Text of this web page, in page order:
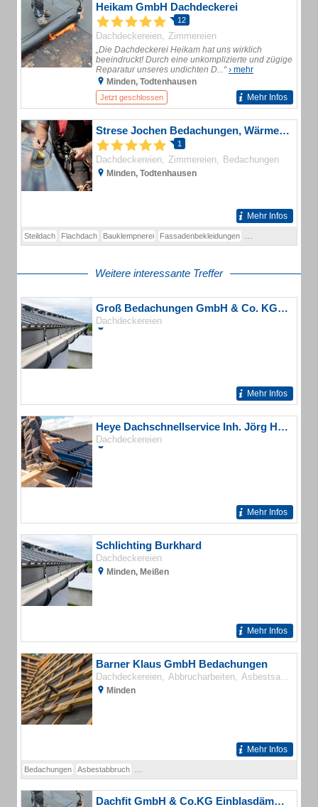
Heikam GmbH Dachdeckerei
12
Dachdeckereien Zimmereien
„Die Dachdeckerei Heikam hat uns wirklich
beeindruckt! Durch eine unkomplizierte und zügige
Reparatur unseres undichten D...“› mehr
Minden, Todtenhausen
Jetzt geschlossen Mehr Infos
Strese Jochen Bedachungen, Wärmedämmung,
1
Dachdeckereien Zimmereien Bedachungen
Minden, Todtenhausen
Mehr Infos
Steildach Flachdach Bauklempnerei Fassadenbekleidungen
Weitere interessante Treffer
Groß Bedachungen GmbH & Co. KG Dachdecker
Dachdeckereien
Mehr Infos
Heye Dachschnellservice Inh. Jörg Heye Dachdecker
Dachdeckereien
Mehr Infos
Schlichting Burkhard
Dachdeckereien
Minden, Meißen
Mehr Infos
Barner Klaus GmbH Bedachungen
Dachdeckereien Abbrucharbeiten Asbestsanierung und -entsorgung
Minden
Mehr Infos
Bedachungen Asbestabbruch
Dachfit GmbH & Co.KG Einblasdämmung